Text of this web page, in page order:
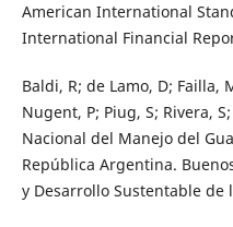
American International
International Financial
Baldi, R; de Lamo, D; Failla,
Nugent, P; Piug, S; Rivera,
Nacional del Manejo del
República Argentina.
y Desarrollo Sustentable de